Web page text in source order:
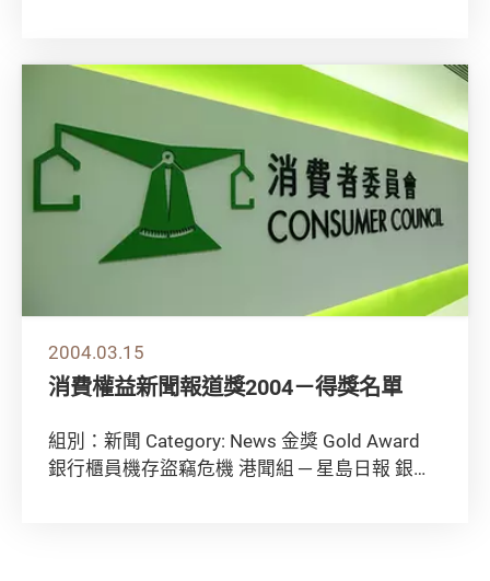
2004.03.15
消費權益新聞報道獎2004－得獎名單
組別：新聞 Category: News 金獎 Gold Award
銀行櫃員機存盜竊危機 港聞組 ─ 星島日報 銀獎